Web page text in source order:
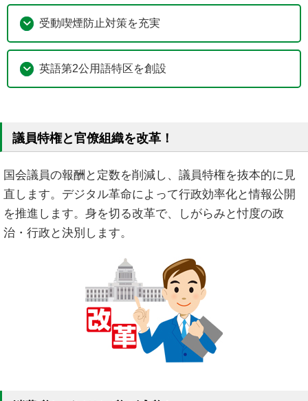
受動喫煙防止対策を充実
英語第2公用語特区を創設
議員特権と官僚組織を改革！
国会議員の報酬と定数を削減し、議員特権を抜本的に見
直します。デジタル革命によって行政効率化と情報公開
を推進します。身を切る改革で、しがらみと忖度の政
治・行政と決別します。